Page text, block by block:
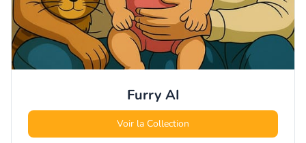
Furry AI
Voir la Collection